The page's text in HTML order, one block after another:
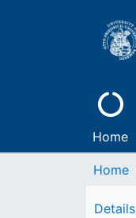
Home
Home
Details